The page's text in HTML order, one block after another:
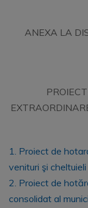
ANEXA LA
1. Proiect de
venituri şi
2. Proiect de
consolidat al